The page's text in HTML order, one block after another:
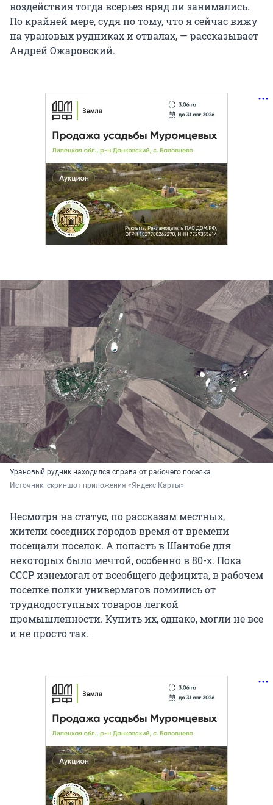
воздействия тогда всерьез вряд ли занимались.
По крайней мере, судя по тому, что я сейчас вижу
на урановых рудниках и отвалах, — рассказывает
Андрей Ожаровский.
Урановый рудник находился справа от рабочего поселка
Источник: скриншот приложения «Яндекс Карты»
Несмотря на статус, по рассказам местных,
жители соседних городов время от времени
посещали поселок. А попасть в Шантобе для
некоторых было мечтой, особенно в 80-х. Пока
СССР изнемогал от всеобщего дефицита, в рабочем
поселке полки универмагов ломились от
труднодоступных товаров легкой
промышленности. Купить их, однако, могли не все
и не просто так.